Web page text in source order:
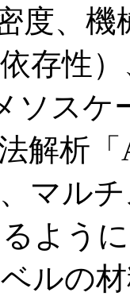
度、
存性
ソス
解析
マル
よう
ルの